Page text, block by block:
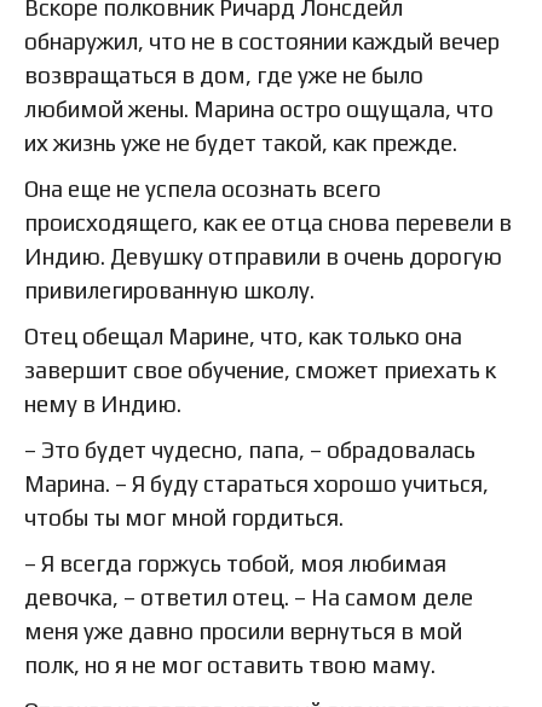
Вскоре полковник Ричард Лонсдейл
обнаружил, что не в состоянии каждый вечер
возвращаться в дом, где уже не было
любимой жены. Марина остро ощущала, что
их жизнь уже не будет такой, как прежде.
Она еще не успела осознать всего
происходящего, как ее отца снова перевели в
Индию. Девушку отправили в очень дорогую
привилегированную школу.
Отец обещал Марине, что, как только она
завершит свое обучение, сможет приехать к
нему в Индию.
– Это будет чудесно, папа, – обрадовалась
Марина. – Я буду стараться хорошо учиться,
чтобы ты мог мной гордиться.
– Я всегда горжусь тобой, моя любимая
девочка, – ответил отец. – На самом деле
меня уже давно просили вернуться в мой
полк, но я не мог оставить твою маму.